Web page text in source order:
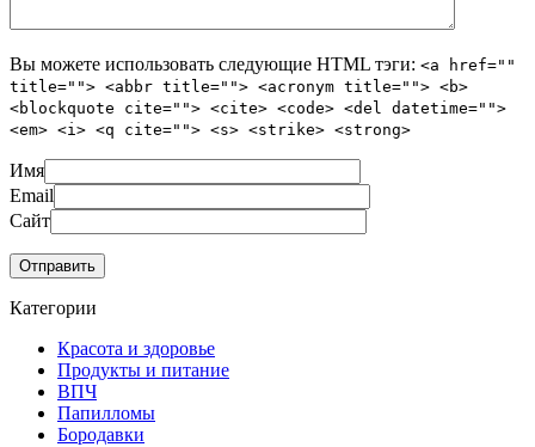
Вы можете использовать следующие HTML тэги: <a href=""
title=""> <abbr title=""> <acronym title=""> <b>
<blockquote cite=""> <cite> <code> <del datetime="">
<em> <i> <q cite=""> <s> <strike> <strong>
Имя
Email
Сайт
Категории
Красота и здоровье
Продукты и питание
ВПЧ
Папилломы
Бородавки